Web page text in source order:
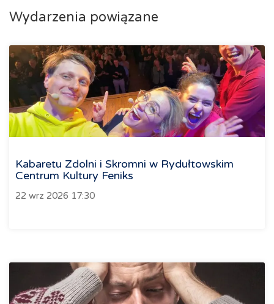
Wydarzenia powiązane
Kabaretu Zdolni i Skromni w Rydułtowskim
Centrum Kultury Feniks
22 wrz 2026 17:30